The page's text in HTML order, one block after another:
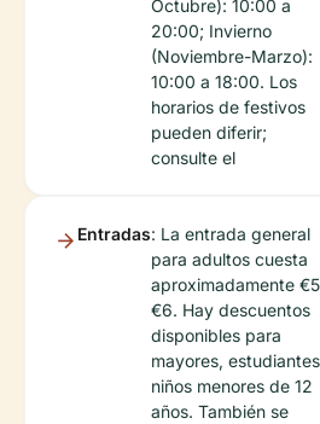
Octubre): 10:00 a
20:00; Invierno
(Noviembre-Marzo):
10:00 a 18:00. Los
horarios de festivos
pueden diferir;
consulte el
Entradas: La entrada general
para adultos cuesta
aproximadamente
€6. Hay descuentos
disponibles para
mayores,
niños menores de 12
años. También se